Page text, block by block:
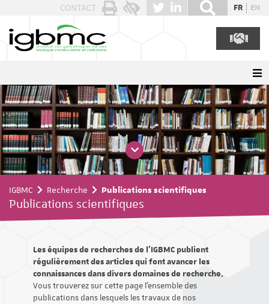
CONTACT FR EN
IGBMC Recherche Publications scientifiques
Publications scientifiques
Les équipes de recherches de l'IGBMC publient
régulièrement des articles qui font avancer les
connaissances dans divers domaines de recherche.
Vous trouverez sur cette page l'ensemble des
publications dans lesquels les travaux de nos
Panneau de gestion des cookies